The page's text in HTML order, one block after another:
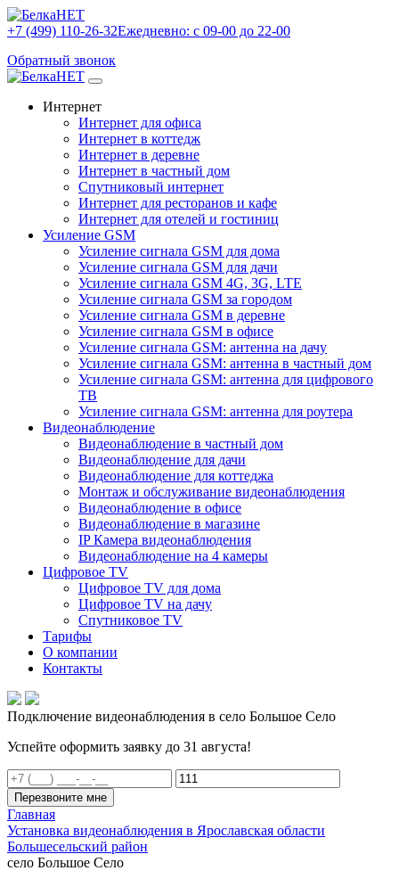
+7 (499) 110-26-32Ежедневно: с 09-00 до 22-00
Обратный звонок
Интернет
Интернет для офиса
Интернет в коттедж
Интернет в деревне
Интернет в частный дом
Спутниковый интернет
Интернет для ресторанов и кафе
Интернет для отелей и гостиниц
Усиление GSM
Усиление сигнала GSM для дома
Усиление сигнала GSM для дачи
Усиление сигнала GSM 4G, 3G, LTE
Усиление сигнала GSM за городом
Усиление сигнала GSM в деревне
Усиление сигнала GSM в офисе
Усиление сигнала GSM: антенна на дачу
Усиление сигнала GSM: антенна в частный дом
Усиление сигнала GSM: антенна для цифрового
ТВ
Усиление сигнала GSM: антенна для роутера
Видеонаблюдение
Видеонаблюдение в частный дом
Видеонаблюдение для дачи
Видеонаблюдение для коттеджа
Монтаж и обслуживание видеонаблюдения
Видеонаблюдение в офисе
Видеонаблюдение в магазине
IP Камера видеонаблюдения
Видеонаблюдение на 4 камеры
Цифровое TV
Цифровое TV для дома
Цифровое TV на дачу
Спутниковое TV
Тарифы
О компании
Контакты
Подключение видеонаблюдения в село Большое Село
Успейте оформить заявку до 31 августа!
Перезвоните мне
Главная
Установка видеонаблюдения в Ярославская области
Большесельский район
село Большое Село